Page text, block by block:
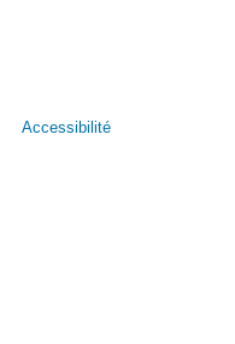
Accessibilité